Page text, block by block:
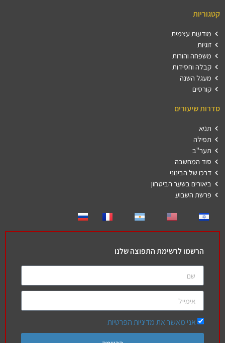
קטגוריות
מודעות עצמית
זוגיות
משפחה והורות
קבלה וחסידות
מעגל השנה
קורסים
סדרות שיעורים
תניא
תפילה
תער"ב
סוד המחשבה
דרכו של הבינוני
ביאורים בשער הביטחון
פרשת השבוע
הרשמו לרשימת התפוצה שלנו
אני מאשר את מדיניות הפרטיות